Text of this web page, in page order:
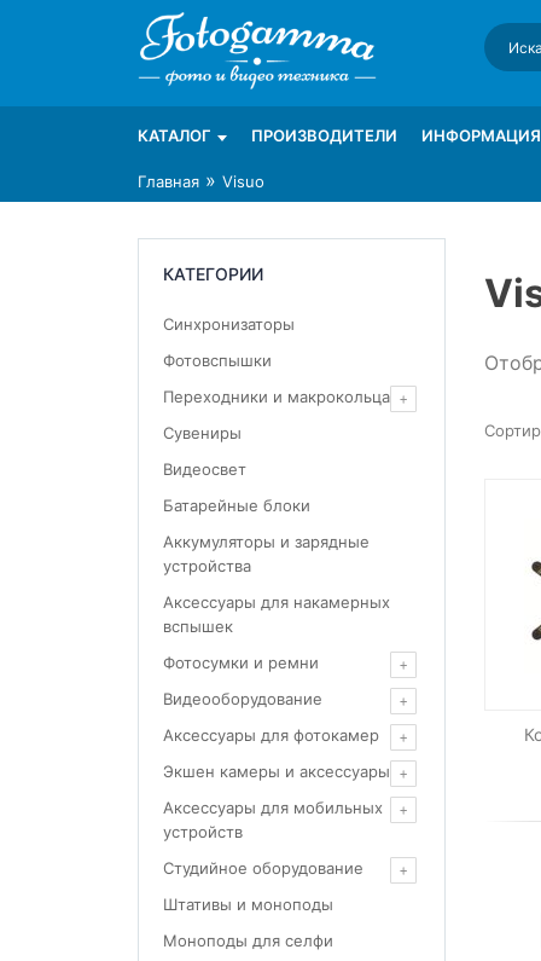
Интернет-магазин фототехники Foto-
Магазин фотоаксессуаров foto-gamma.ru
КАТАЛОГ ПРОИЗВОДИТЕЛИ ИНФОРМАЦИЯ
Главная » Visuo
КАТЕГОРИИ
Синхронизаторы
Фотовспышки
Переходники и макрокольца
Сувениры
Видеосвет
Батарейные блоки
Аккумуляторы и зарядные
устройства
Аксессуары для накамерных
вспышек
Фотосумки и ремни
Видеооборудование
Аксессуары для фотокамер
Экшен камеры и аксессуары
Аксессуары для мобильных
устройств
Студийное оборудование
Штативы и моноподы
Моноподы для селфи